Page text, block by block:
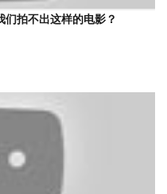
们拍不出这样的电影？